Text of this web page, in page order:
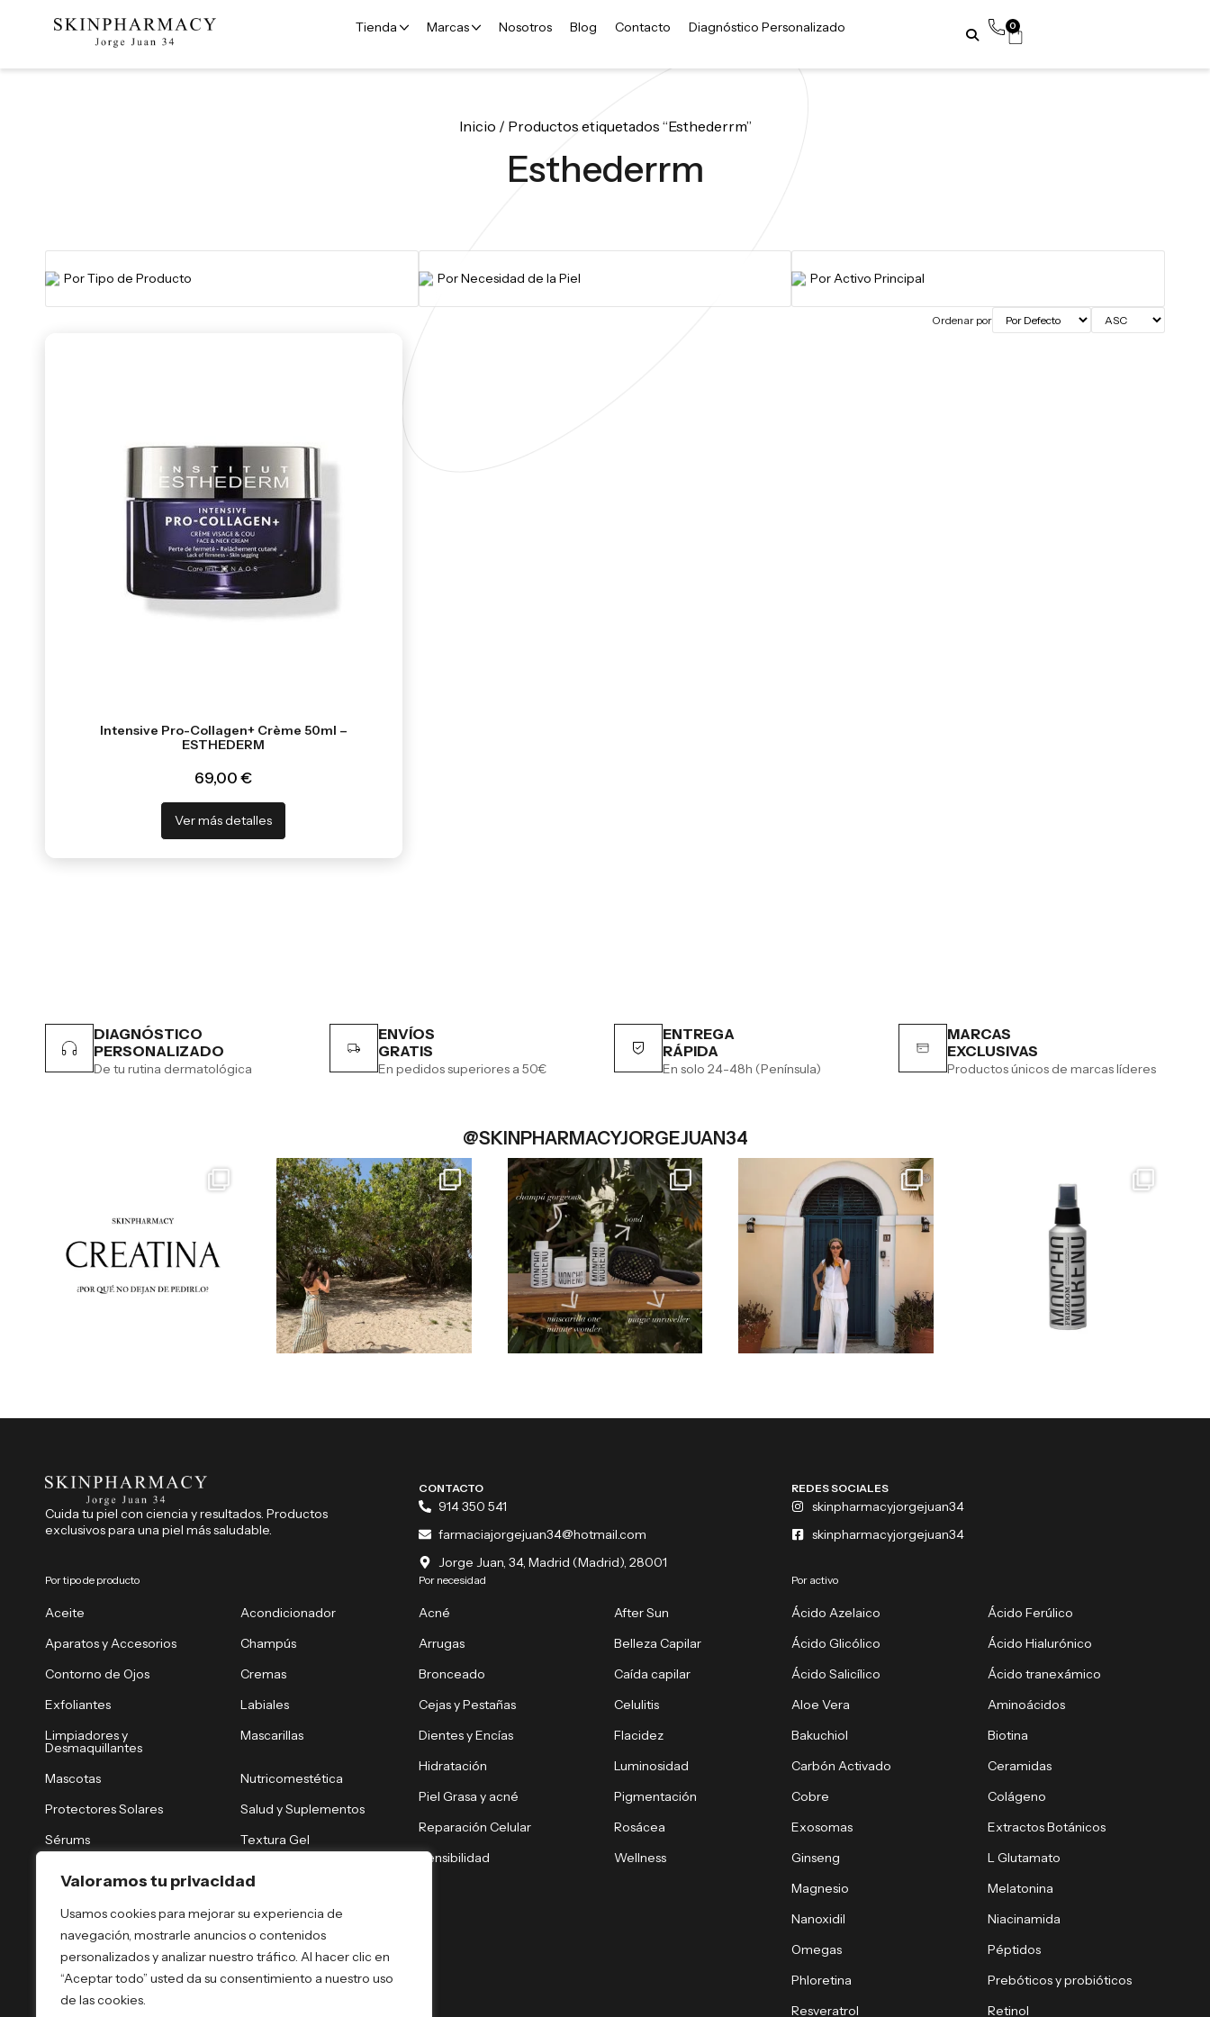
Valoramos tu privacidad
Usamos cookies para mejorar su experiencia de
navegación, mostrarle anuncios o contenidos
personalizados y analizar nuestro tráfico. Al hacer clic en
“Aceptar todo” usted da su consentimiento a nuestro uso
de las cookies.
Tienda Marcas Nosotros Blog Contacto Diagnóstico Personalizado 0
Inicio / Productos etiquetados “Esthederrm”
Esthederrm
Ordenar por
Intensive Pro-Collagen+ Crème 50ml –
ESTHEDERM
69,00 €
Ver más detalles
DIAGNÓSTICO
PERSONALIZADO
De tu rutina dermatológica
ENVÍOS
GRATIS
En pedidos superiores a 50€
ENTREGA
RÁPIDA
En solo 24-48h (Península)
MARCAS
EXCLUSIVAS
Productos únicos de marcas líderes
@SKINPHARMACYJORGEJUAN34
Cuida tu piel con ciencia y resultados. Productos
exclusivos para una piel más saludable.
CONTACTO
914 350 541
farmaciajorgejuan34@hotmail.com
Jorge Juan, 34, Madrid (Madrid), 28001
REDES SOCIALES
skinpharmacyjorgejuan34
skinpharmacyjorgejuan34
Por tipo de producto
Aceite
Acondicionador
Aparatos y Accesorios
Champús
Contorno de Ojos
Cremas
Exfoliantes
Labiales
Limpiadores y
Desmaquillantes
Mascarillas
Mascotas
Nutricomestética
Protectores Solares
Salud y Suplementos
Sérums
Textura Gel
Por necesidad
Acné
After Sun
Arrugas
Belleza Capilar
Bronceado
Caída capilar
Cejas y Pestañas
Celulitis
Dientes y Encías
Flacidez
Hidratación
Luminosidad
Piel Grasa y acné
Pigmentación
Reparación Celular
Rosácea
Sensibilidad
Wellness
Por activo
Ácido Azelaico
Ácido Ferúlico
Ácido Glicólico
Ácido Hialurónico
Ácido Salicílico
Ácido tranexámico
Aloe Vera
Aminoácidos
Bakuchiol
Biotina
Carbón Activado
Ceramidas
Cobre
Colágeno
Exosomas
Extractos Botánicos
Ginseng
L Glutamato
Magnesio
Melatonina
Nanoxidil
Niacinamida
Omegas
Péptidos
Phloretina
Prebóticos y probióticos
Resveratrol
Retinol